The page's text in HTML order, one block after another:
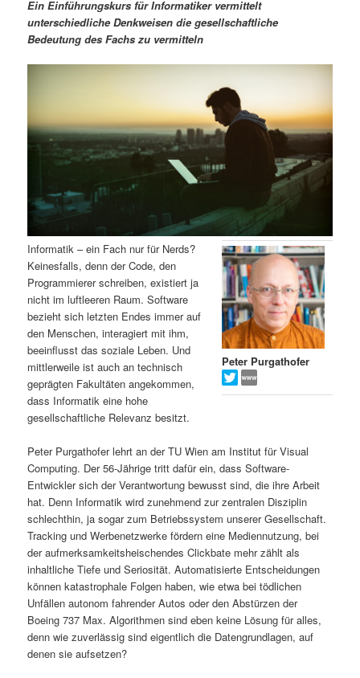
ä
r
n
n
l
t
s
p
r
i
n
g
e
n
n
d
r
n
h
a
l
t
s
p
r
i
n
g
e
n
a
v
i
o
Ein Einführungskurs für Informatiker vermittelt
unterschiedliche Denkweisen die gesellschaftliche
Bedeutung des Fachs zu vermitteln
Peter Purgathofer
Informatik – ein Fach nur für Nerds?
Keinesfalls, denn der Code, den
Programmierer schreiben, existiert ja
nicht im luftleeren Raum. Software
bezieht sich letzten Endes immer auf
den Menschen, interagiert mit ihm,
beeinflusst das soziale Leben. Und
mittlerweile ist auch an technisch
geprägten Fakultäten angekommen,
dass Informatik eine hohe
gesellschaftliche Relevanz besitzt.
Peter Purgathofer lehrt an der TU Wien am Institut für Visual
Computing. Der 56-Jährige tritt dafür ein, dass Software-
Entwickler sich der Verantwortung bewusst sind, die ihre Arbeit
hat. Denn Informatik wird zunehmend zur zentralen Disziplin
schlechthin, ja sogar zum Betriebssystem unserer Gesellschaft.
Tracking und Werbenetzwerke fördern eine Mediennutzung, bei
der aufmerksamkeitsheischendes Clickbate mehr zählt als
inhaltliche Tiefe und Seriosität. Automatisierte Entscheidungen
können katastrophale Folgen haben, wie etwa bei tödlichen
Unfällen autonom fahrender Autos oder den Abstürzen der
Boeing 737 Max. Algorithmen sind eben keine Lösung für alles,
denn wie zuverlässig sind eigentlich die Datengrundlagen, auf
denen sie aufsetzen?